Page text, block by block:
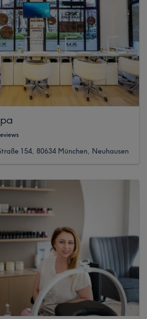
154, 80634 München, Neuhausen